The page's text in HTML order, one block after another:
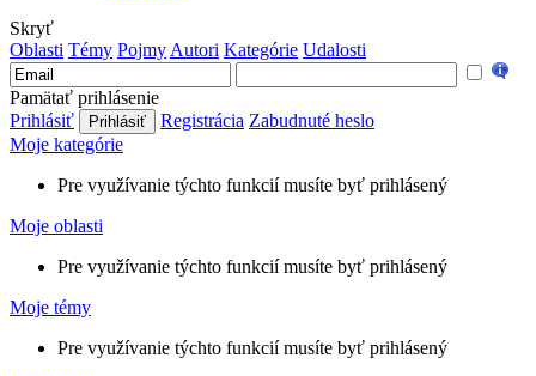
Skryť
Oblasti Témy Pojmy Autori Kategórie Udalosti
Pamätať prihlásenie
Prihlásiť
Registrácia Zabudnuté heslo
Moje kategórie
Pre využívanie týchto funkcií musíte byť prihlásený
Moje oblasti
Pre využívanie týchto funkcií musíte byť prihlásený
Moje témy
Pre využívanie týchto funkcií musíte byť prihlásený